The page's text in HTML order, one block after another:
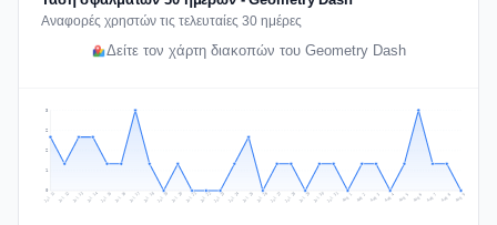
Αναφορές χρηστών τις τελευταίες 30 ημέρες
Δείτε τον χάρτη διακοπών του Geometry Dash
1
2
2
3
Jul 11 Jul 12 Jul 13 Jul 14 Jul 15 Jul 16 Jul 17 Jul 18 Jul 19 Jul 20 Jul 21 Jul 22 Jul 23 Jul 24 Jul 25 Jul 26 Jul 27 Jul 28 Jul 29 Jul 30 Jul 31 Aug 1 Aug 2 Aug 3 Aug 4 Aug 5 Aug 6 Aug 7 Aug 8 Aug 9